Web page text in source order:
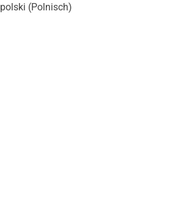
polski (Polnisch)